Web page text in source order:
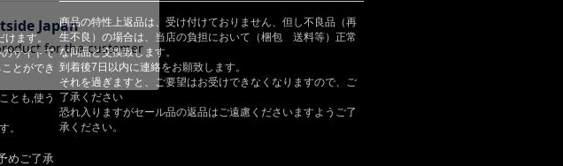
ます。
サイトで
とができ
とも,使う
。
めご了承
商品の特性上返品は、受け付けておりません、但し不良品（再
生不良）の場合は、当店の負担において（梱包 送料等）正常
な同品と交換致します。
到着後7日以内に連絡をお願致します。
それを過ぎますと、ご要望はお受けできなくなりますので、ご
了承ください
恐れ入りますがセール品の返品はご遠慮くださいますようご了
承ください。